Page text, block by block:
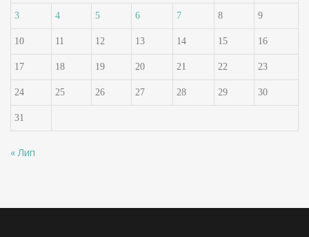
3 4 5 6 7 8 9
10 11 12 13 14 15 16
17 18 19 20 21 22 23
24 25 26 27 28 29 30
31
« Лип